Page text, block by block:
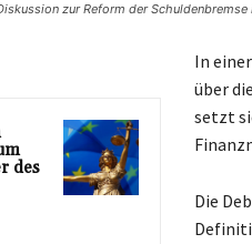
zur Reform der
des
In
über
setzt
Die